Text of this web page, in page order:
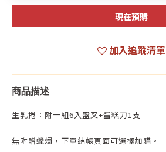
現在預購
加入追蹤清單
商品描述
生乳捲：附一組6入盤叉+蛋糕刀1支
無附贈蠟燭，下單結帳頁面可選擇加購。